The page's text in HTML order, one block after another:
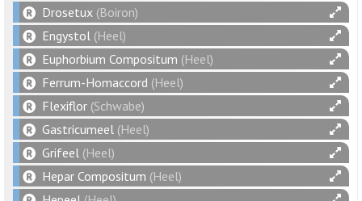
Drosetux (Boiron)
Engystol (Heel)
Euphorbium Compositum (Heel)
Ferrum-Homaccord (Heel)
Flexiflor (Schwabe)
Gastricumeel (Heel)
Grifeel (Heel)
Hepar Compositum (Heel)